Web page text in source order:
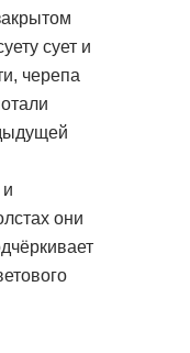
сует и
черепа
они